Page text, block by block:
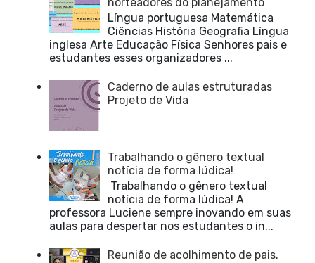
Língua portuguesa Matemática
Ciências História Geografia Língua
inglesa Arte Educação Física Senhores pais e
estudantes esses organizadores ...
Caderno de aulas estruturadas
Projeto de Vida
Trabalhando o gênero textual
notícia de forma lúdica!
Trabalhando o gênero textual
notícia de forma lúdica! A
professora Luciene sempre inovando em suas
aulas para despertar nos estudantes o in...
Reunião de acolhimento de pais.